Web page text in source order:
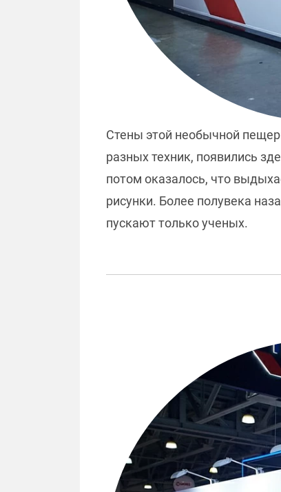
Стены этой необычной
разных техник, появились
потом оказалось, что
рисунки. Более полувека
пускают только ученых.